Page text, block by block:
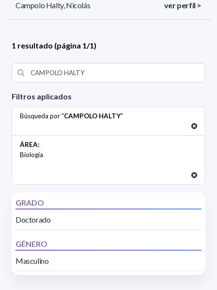
Filtros aplicados
Búsqueda por "CAMPOLO HALTY"
ÁREA:
Biología
GRADO
Doctorado
GÉNERO
Masculino
Campolo Halty, Nicolás ver perfil >
1 resultado (página 1/1)